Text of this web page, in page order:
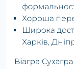
Хороша
Широка
Харків,
Віагра